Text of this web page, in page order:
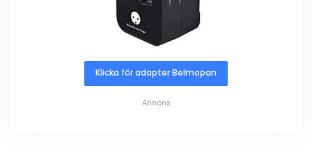
Klicka för adapter Belmopan
Annons